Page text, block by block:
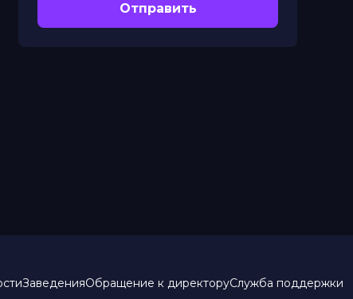
Отправить
ЗаведенияОбращение к директоруСлужба поддержки